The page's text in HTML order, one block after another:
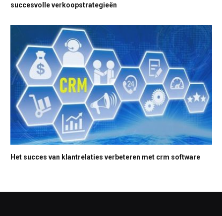
succesvolle verkoopstrategieën
Het succes van klantrelaties verbeteren met crm software